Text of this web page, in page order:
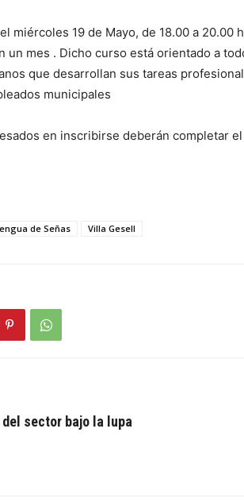
miércoles 19 de Mayo, de 18.00 a 20.00
un mes . Dicho curso está orientado a
que desarrollan sus tareas
municipales
en inscribirse deberán completar
de Señas Villa Gesell
sector bajo la lupa